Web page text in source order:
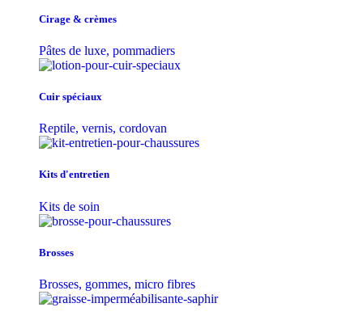
Cirage & crèmes
Pâtes de luxe, pommadiers
Cuir spéciaux
Reptile, vernis, cordovan
Kits d'entretien
Kits de soin
Brosses
Brosses, gommes, micro fibres